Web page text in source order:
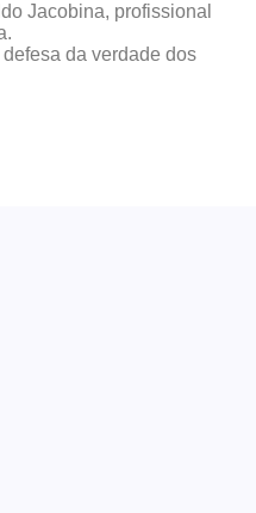
Jacobina, profissional
da verdade dos